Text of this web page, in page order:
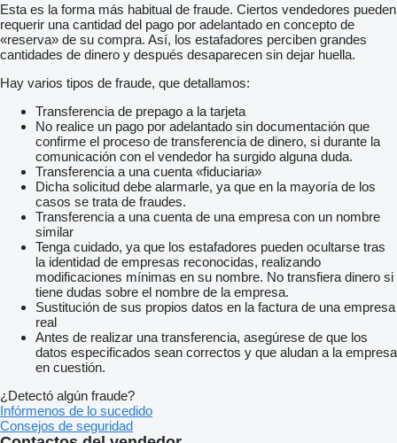
Esta es la forma más habitual de fraude. Ciertos vendedores pueden
requerir una cantidad del pago por adelantado en concepto de
«reserva» de su compra. Así, los estafadores perciben grandes
cantidades de dinero y después desaparecen sin dejar huella.
Hay varios tipos de fraude, que detallamos:
Transferencia de prepago a la tarjeta
No realice un pago por adelantado sin documentación que
confirme el proceso de transferencia de dinero, si durante la
comunicación con el vendedor ha surgido alguna duda.
Transferencia a una cuenta «fiduciaria»
Dicha solicitud debe alarmarle, ya que en la mayoría de los
casos se trata de fraudes.
Transferencia a una cuenta de una empresa con un nombre
similar
Tenga cuidado, ya que los estafadores pueden ocultarse tras
la identidad de empresas reconocidas, realizando
modificaciones mínimas en su nombre. No transfiera dinero si
tiene dudas sobre el nombre de la empresa.
Sustitución de sus propios datos en la factura de una empresa
real
Antes de realizar una transferencia, asegúrese de que los
datos especificados sean correctos y que aludan a la empresa
en cuestión.
¿Detectó algún fraude?
Infórmenos de lo sucedido
Consejos de seguridad